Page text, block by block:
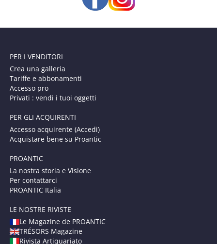
PER I VENDITORI
Crea una galleria
Tariffe e abbonamenti
Accesso pro
Privati : vendi i tuoi oggetti
PER GLI ACQUIRENTI
Accesso acquirente (Accedi)
Acquistare bene su Proantic
PROANTIC
La nostra storia e Visione
Per contattarci
PROANTIC Italia
LE NOSTRE RIVISTE
Le Magazine de PROANTIC
TRÉSORS Magazine
Rivista Artiquariato